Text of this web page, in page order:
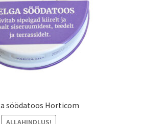
söödatoos Horticom
ALLAHINDLUS!